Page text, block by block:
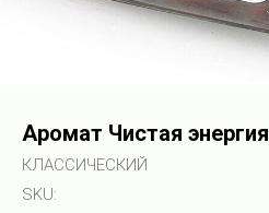
Аромат Чистая энергия
КЛАССИЧЕСКИЙ
SKU: